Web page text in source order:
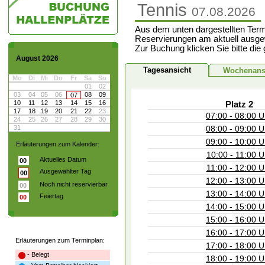
August 2026
Mo Di Mi Do Fr Sa
So
01
02
03
04 05 06 07 08
09
10
11 12 13 14 15
16
17
18 19 20 21 22
23
24
25 26 27 28 29
30
31
Erläuterungen zum Kalender:
00
Aktuelles Datum
00
Ausgewählter Tag
00
Noch nicht reservierbar
00
Feiertag
Erläuterungen zum Terminplan:
- Belegt
Tennis 07.08.2026
Aus dem unten dargestellten
Reservierungen am aktuell
Zur Buchung klicken Sie bitte die
Tagesansicht
Platz 2
07:00 - 08:00
08:00 - 09:00
09:00 - 10:00
10:00 - 11:00
11:00 - 12:00
12:00 - 13:00
13:00 - 14:00
14:00 - 15:00
15:00 - 16:00
16:00 - 17:00
17:00 - 18:00
18:00 - 19:00